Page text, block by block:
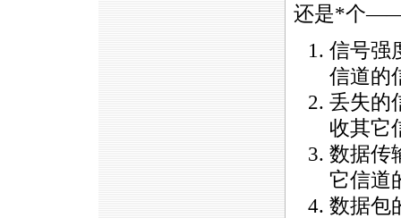
还是*个——
信号强
信道的
丢失的
收其它
数据传
它信道
数据包